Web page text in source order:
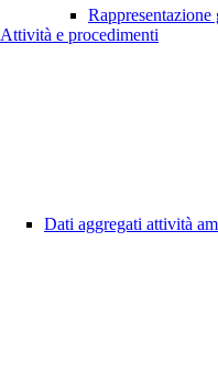
Rappresentazione
Attività e procedimenti
Dati aggregati attività